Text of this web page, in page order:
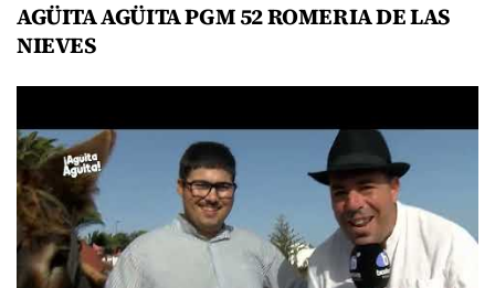
AGÜITA AGÜITA PGM 52 ROMERIA DE LAS
NIEVES